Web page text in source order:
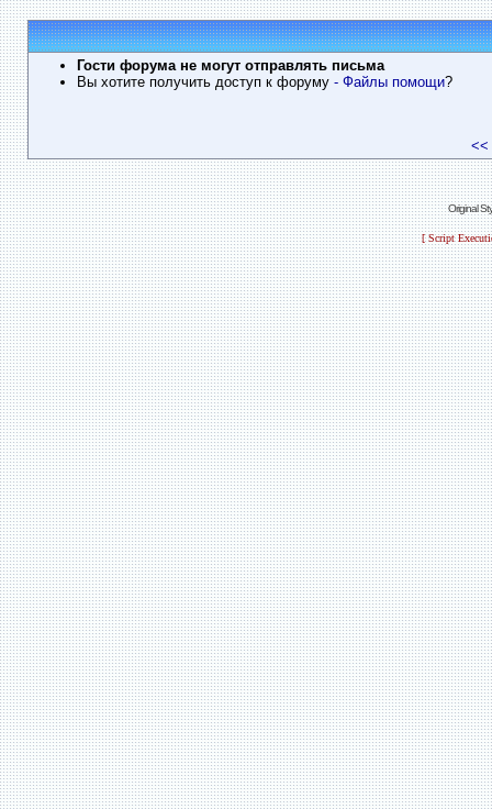
Гости форума не могут отправлять письма
Вы хотите получить доступ к форуму - Файлы помощи?
<<
Original
[ Script